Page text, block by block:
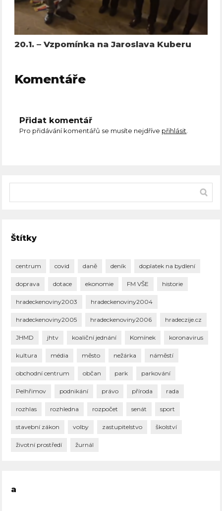
20.1. – Vzpomínka na Jaroslava Kuberu
Komentáře
Přidat komentář
Pro přidávání komentářů se musíte nejdříve přihlásit.
Štítky
centrum covid daně deník doplatek na bydlení
doprava dotace ekonomie FM VŠE historie
hradeckenoviny2003 hradeckenoviny2004
hradeckenoviny2005 hradeckenoviny2006 hradeczije.cz
JHMD jhtv koaliční jednání Komínek koronavirus
kultura média město nežárka náměstí
obchodní centrum občan park parkování
Pelhřimov podnikání právo příroda rada
rozhlas rozhledna rozpočet senát sport
stavební zákon volby zastupitelstvo školství
životní prostředí žurnál
a